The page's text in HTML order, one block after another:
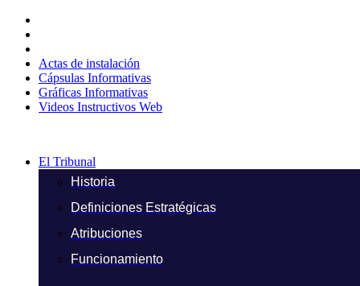
contenido
Actas de instalación
Cápsulas Informativas
Gráficas Informativas
Videos Instructivos Web
El Tribunal
Historia
Definiciones Estratégicas
Atribuciones
Funcionamiento